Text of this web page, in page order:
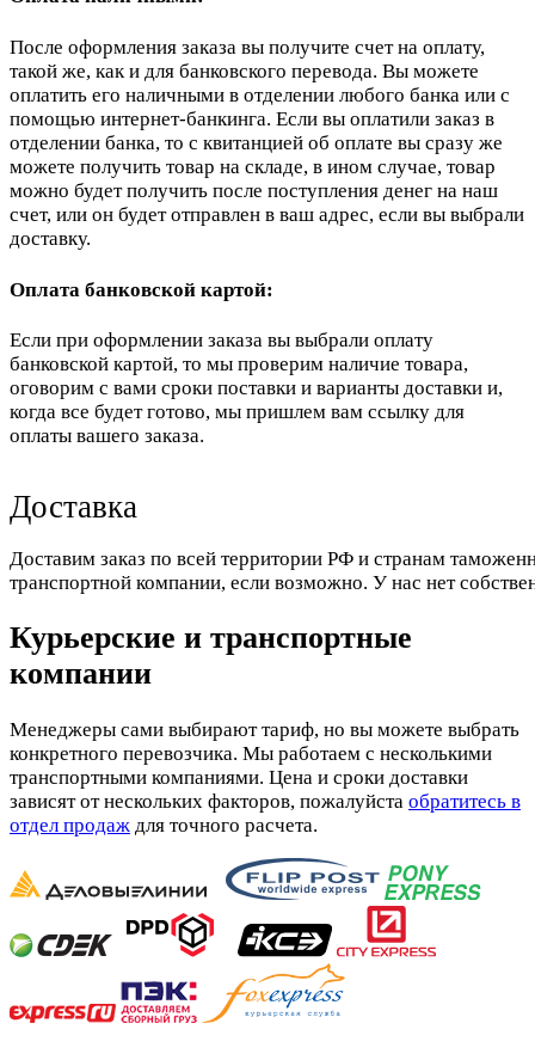
После оформления заказа вы получите счет на оплату,
такой же, как и для банковского перевода. Вы можете
оплатить его наличными в отделении любого банка или с
помощью интернет-банкинга. Если вы оплатили заказ в
отделении банка, то с квитанцией об оплате вы сразу же
можете получить товар на складе, в ином случае, товар
можно будет получить после поступления денег на наш
счет, или он будет отправлен в ваш адрес, если вы выбрали
доставку.
Оплата банковской картой:
Если при оформлении заказа вы выбрали оплату
банковской картой, то мы проверим наличие товара,
оговорим с вами сроки поставки и варианты доставки и,
когда все будет готово, мы пришлем вам ссылку для
оплаты вашего заказа.
Доставка
Доставим заказ по всей территории РФ и странам
транспортной компании, если возможно. У нас нет
Курьерские и транспортные
компании
Менеджеры сами выбирают тариф, но вы можете выбрать
конкретного перевозчика. Мы работаем с несколькими
транспортными компаниями. Цена и сроки доставки
зависят от нескольких факторов, пожалуйста обратитесь в
отдел продаж для точного расчета.